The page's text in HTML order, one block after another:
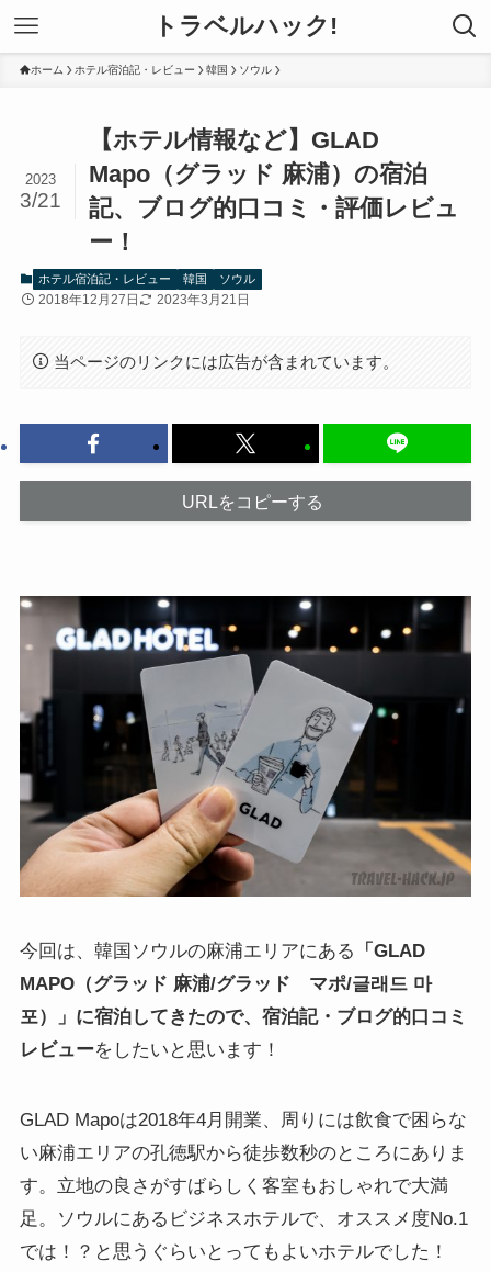
トラベルハック!
ホーム ホテル宿泊記・レビュー 韓国 ソウル
【ホテル情報など】GLAD
Mapo（グラッド 麻浦）の宿泊
記、ブログ的口コミ・評価レビュ
ー！
2023
3/21
ホテル宿泊記・レビュー 韓国 ソウル
2018年12月27日 2023年3月21日
当ページのリンクには広告が含まれています。
URLをコピーする
今回は、韓国ソウルの麻浦エリアにある 「 GLAD
MAPO（グラッド 麻浦/グラッド マポ/글래드 마
포）」に宿泊してきたので、宿泊記・ブログ的口コミ
レビューをしたいと思います！
GLAD Mapoは2018年4月開業、周りには飲食で困らな
い麻浦エリアの孔徳駅から徒歩数秒のところにありま
す。立地の良さがすばらしく客室もおしゃれで大満
足。
ソウルにあるビジネスホテルで、オススメ度No.1
では！？と思うぐらいとってもよいホテルでした！